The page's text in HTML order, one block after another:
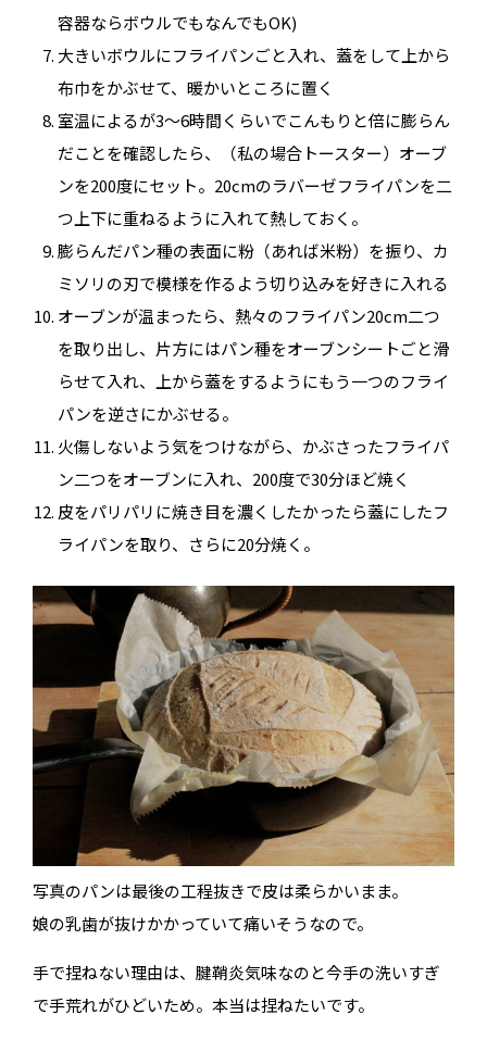
容器ならボウルでもなんでもOK)
大きいボウルにフライパンごと入れ、蓋をして上から
布巾をかぶせて、暖かいところに置く
室温によるが3〜6時間くらいでこんもりと倍に膨らん
だことを確認したら、（私の場合トースター）オーブ
ンを200度にセット。20cmのラバーゼフライパンを二
つ上下に重ねるように入れて熱しておく。
膨らんだパン種の表面に粉（あれば米粉）を振り、カ
ミソリの刃で模様を作るよう切り込みを好きに入れる
オーブンが温まったら、熱々のフライパン20cm二つ
を取り出し、片方にはパン種をオーブンシートごと滑
らせて入れ、上から蓋をするようにもう一つのフライ
パンを逆さにかぶせる。
火傷しないよう気をつけながら、かぶさったフライパ
ン二つをオーブンに入れ、200度で30分ほど焼く
皮をパリパリに焼き目を濃くしたかったら蓋にしたフ
ライパンを取り、さらに20分焼く。
写真のパンは最後の工程抜きで皮は柔らかいまま。
娘の乳歯が抜けかかっていて痛いそうなので。
手で捏ねない理由は、腱鞘炎気味なのと今手の洗いすぎ
で手荒れがひどいため。本当は捏ねたいです。